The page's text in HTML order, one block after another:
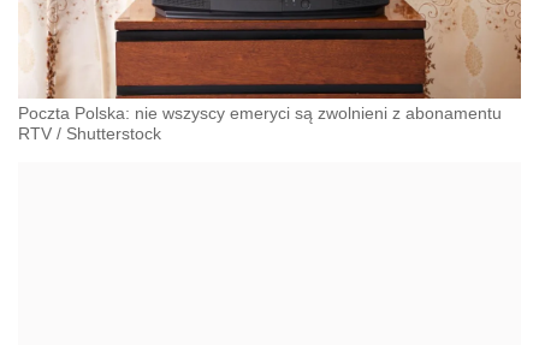
Poczta Polska: nie wszyscy emeryci są zwolnieni z abonamentu
RTV / Shutterstock